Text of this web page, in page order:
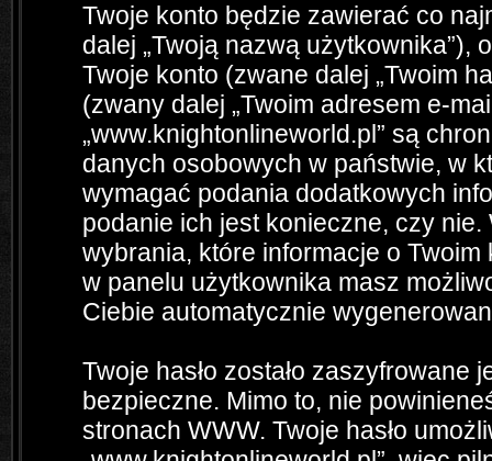
Twoje konto będzie zawierać co
dalej „Twoją nazwą użytkownika”),
Twoje konto (zwane dalej „Twoim
(zwany dalej „Twoim adresem e-
„www.knightonlineworld.pl” są
danych osobowych w państwie, w
wymagać podania dodatkowych
podanie ich jest konieczne, czy
wybrania, które informacje o
w panelu użytkownika masz
Ciebie automatycznie
Twoje hasło zostało zaszyfrowane
bezpieczne. Mimo to, nie
stronach WWW. Twoje hasło